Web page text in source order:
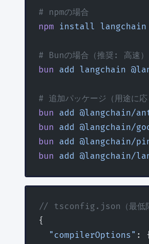
# npmの場合
npm install langchain
# Bunの場合（推奨: 高速）
bun add langchain
# 追加パッケージ（用途に応
bun add @langchain/
bun add @langchain/
bun add @langchain/
bun add @langchain/
// tsconfig.json（最低限
{
  "compilerOptions"
: {